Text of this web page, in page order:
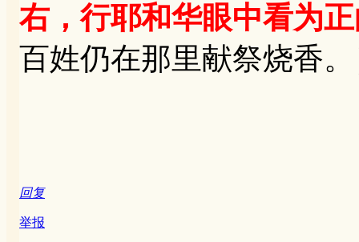
右，行耶和华眼中看为
百姓仍在那里献祭烧香
回复
举报